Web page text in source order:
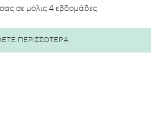
σε μόλις 4 εβδομάδες.
ΠΕΡΙΣΣΟΤΕΡΑ